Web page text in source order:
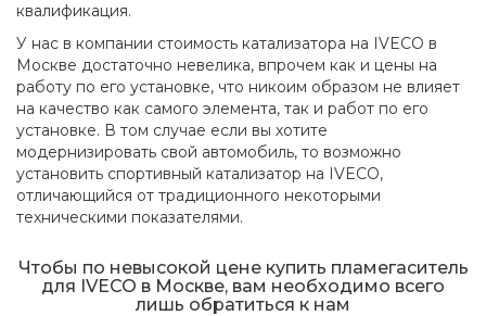
квалификация.
У нас в компании стоимость катализатора на IVECO в
Москве достаточно невелика, впрочем как и цены на
работу по его установке, что никоим образом не влияет
на качество как самого элемента, так и работ по его
установке. В том случае если вы хотите
модернизировать свой автомобиль, то возможно
установить спортивный катализатор на IVECO,
отличающийся от традиционного некоторыми
техническими показателями.
Чтобы по невысокой цене купить пламегаситель
для IVECO в Москве, вам необходимо всего
лишь обратиться к нам